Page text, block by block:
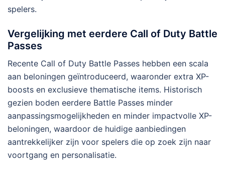
spelers.
Vergelijking met eerdere Call of Duty Battle
Passes
Recente Call of Duty Battle Passes hebben een scala
aan beloningen geïntroduceerd, waaronder extra XP-
boosts en exclusieve thematische items. Historisch
gezien boden eerdere Battle Passes minder
aanpassingsmogelijkheden en minder impactvolle XP-
beloningen, waardoor de huidige aanbiedingen
aantrekkelijker zijn voor spelers die op zoek zijn naar
voortgang en personalisatie.